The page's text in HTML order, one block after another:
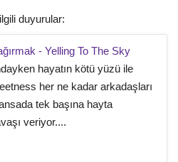
duyurular:
- Yelling To The Sky
hayatın kötü yüzü ile
her ne kadar arkadaşları
tek başına hayta
veriyor....